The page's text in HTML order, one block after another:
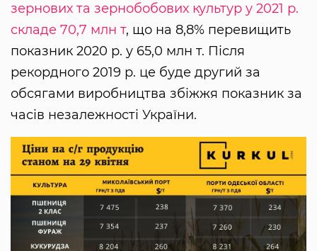
зернових та зернобобових культур у 2021 р.
складе 70,7 млн т, що на 8,8% перевищить
показник 2020 р. у 65,0 млн т. Після
рекордного 2019 р. це буде другий за
обсягами виробництва збіжжя показник за
часів незалежності України.